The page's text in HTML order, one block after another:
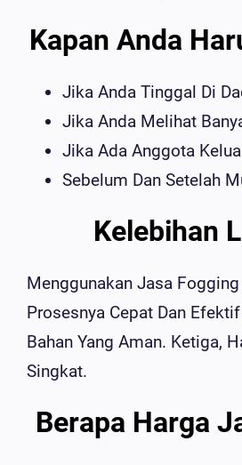
Kapan Anda
Jika Anda Tinggal Di
Jika Anda Melihat
Jika Ada Anggota
Sebelum Dan Setelah
Kelebihan
Menggunakan Jasa
Prosesnya Cepat Dan
Bahan Yang Aman. Ketiga,
Singkat.
Berapa Harga